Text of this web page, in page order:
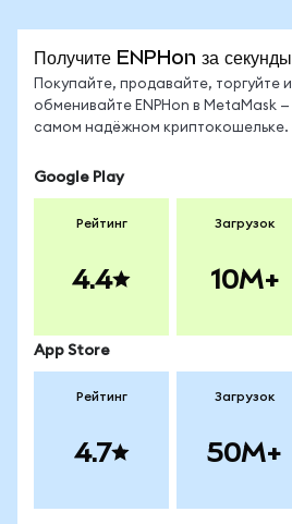
Получите ENPHon за секунды
Покупайте, продавайте, торгуйте и
обменивайте ENPHon в MetaMask —
самом надёжном криптокошельке.
Google Play
Рейтинг
4.4
Загрузок
10M+
App Store
Рейтинг
4.7
Загрузок
50M+